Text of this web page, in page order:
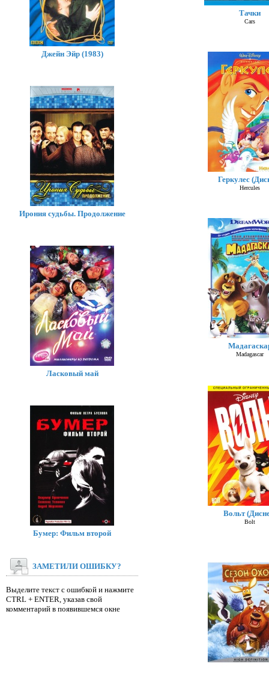
Тачки
Cars
Геркулес
Hercules
Madagascar
Вольт
Bolt
Джейн Эйр (1983)
Ирония судьбы. Продолжение
Ласковый май
Бумер: Фильм второй
ЗАМЕТИЛИ ОШИБКУ?
Выделите текст с ошибкой и нажмите
CTRL + ENTER, указав свой
комментарий в появившемся окне